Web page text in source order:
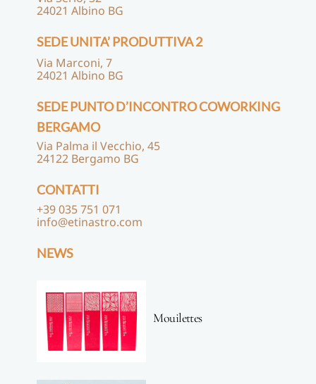
24021 Albino BG
SEDE UNITA’ PRODUTTIVA 2
Via Marconi, 7
24021 Albino BG
SEDE PUNTO D’INCONTRO COWORKING
BERGAMO
Via Palma il Vecchio, 45
24122 Bergamo BG
CONTATTI
+39 035 751 071
info@etinastro.com
NEWS
Mouilettes